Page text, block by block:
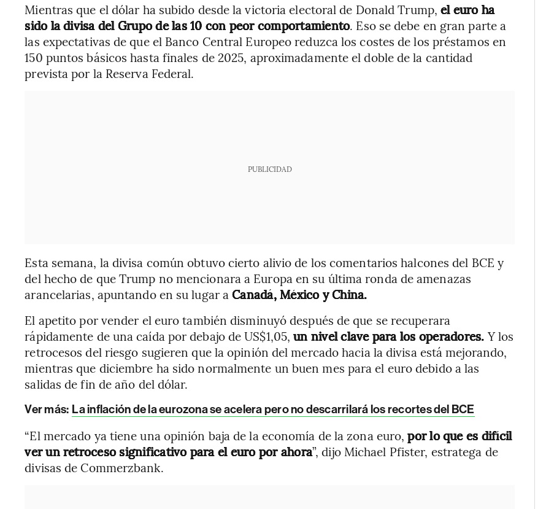
Mientras que el dólar ha subido desde la victoria electoral de Donald Trump,el euro ha
sido la divisa del Grupo de las 10 con peor comportamiento. Eso se debe en gran parte a
las expectativas de que el Banco Central Europeo reduzca los costes de los préstamos en
150 puntos básicos hasta finales de 2025, aproximadamente el doble de la cantidad
prevista por la Reserva Federal.
PUBLICIDAD
Esta semana, la divisa común obtuvo cierto alivio de los comentarios halcones del BCE y
del hecho de que Trump no mencionara a Europa en su última ronda de amenazas
arancelarias, apuntando en su lugar aCanadá, México y China.
El apetito por vender el euro también disminuyó después de que se recuperara
rápidamente de una caída por debajo de US$1,05,un nivel clave para los operadores. Y los
retrocesos del riesgo sugieren que la opinión del mercado hacia la divisa está mejorando,
mientras que diciembre ha sido normalmente un buen mes para el euro debido a las
salidas de fin de año del dólar.
Ver más: La inflación de la eurozona se acelera pero no descarrilará los recortes del BCE
“El mercado ya tiene una opinión baja de la economía de la zona euro,por lo que es difícil
ver un retroceso significativo para el euro por ahora”, dijo Michael Pfister, estratega de
divisas de Commerzbank.